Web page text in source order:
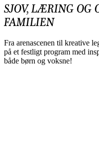
SJOV, LÆRING OG
FAMILIEN
Fra arenascenen til kreative
på et festligt program med
både børn og voksne!